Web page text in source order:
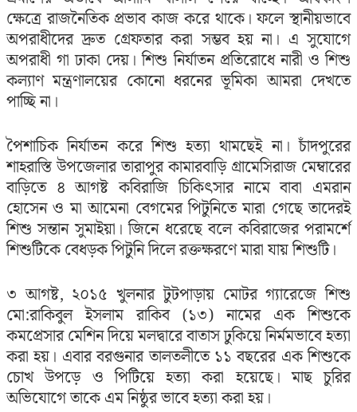
ক্ষেত্রে রাজনৈতিক প্রভাব কাজ করে থাকে। ফলে স্থানীয়ভাবে
অপরাধীদের দ্রুত গ্রেফতার করা সম্ভব হয় না। এ সুযোগে
অপরাধী গা ঢাকা দেয়। শিশু নির্যাতন প্রতিরোধে নারী ও শিশু
কল্যাণ মন্ত্রণালয়ের কোনো ধরনের ভূমিকা আমরা দেখতে
পাচ্ছি না।
পৈশাচিক নির্যাতন করে শিশু হত্যা থামছেই না। চাঁদপুরের
শাহরাস্তি উপজেলার তারাপুর কামারবাড়ি গ্রামেসিরাজ মেম্বারের
বাড়িতে ৪ আগষ্ট কবিরাজি চিকিৎসার নামে বাবা এমরান
হোসেন ও মা আমেনা বেগমের পিটুনিতে মারা গেছে তাদেরই
শিশু সন্তান সুমাইয়া। জিনে ধরেছে বলে কবিরাজের পরামর্শে
শিশুটিকে বেধড়ক পিটুনি দিলে রক্তক্ষরণে মারা যায় শিশুটি।
৩ আগষ্ট, ২০১৫ খুলনার টুটপাড়ায় মোটর গ্যারেজে শিশু
মো:রাকিবুল ইসলাম রাকিব (১৩) নামের এক শিশুকে
কমপ্রেসার মেশিন দিয়ে মলদ্বারে বাতাস ঢুকিয়ে নির্মমভাবে হত্যা
করা হয়। এবার বরগুনার তালতলীতে ১১ বছরের এক শিশুকে
চোখ উপড়ে ও পিটিয়ে হত্যা করা হয়েছে। মাছ চুরির
অভিযোগে তাকে এম নিষ্ঠুর ভাবে হত্যা করা হয়।